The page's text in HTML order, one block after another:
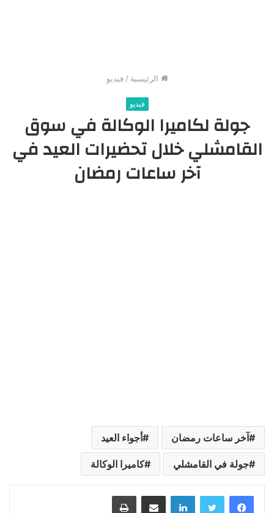
الرئيسية / فيديو
فيديو
جولة لكاميرا الوكالة في سوق
القامشلي خلال تحضيرات العيد في
آخر ساعات رمضان
آخر ساعات رمضان أجواء العيد
جولة في القامشلي كاميرا الوكالة
لينكدإن